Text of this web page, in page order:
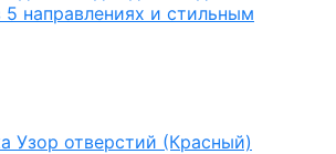
5 направлениях и стильным
Узор отверстий (Красный)